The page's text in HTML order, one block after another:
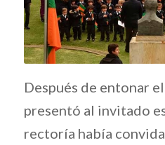
Después de entonar
presentó al invitado
rectoría había